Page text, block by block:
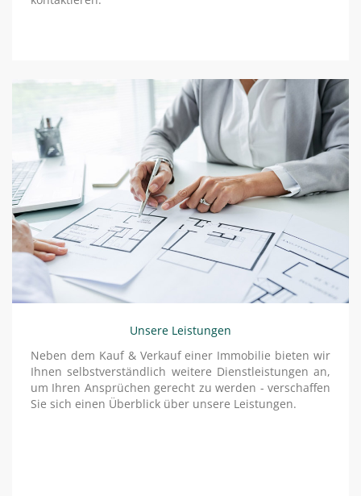
Unsere Leistungen
Neben dem Kauf & Verkauf einer Immobilie bieten wir
Ihnen selbstverständlich weitere Dienstleistungen an,
um Ihren Ansprüchen gerecht zu werden - verschaffen
Sie sich einen Überblick über unsere Leistungen.